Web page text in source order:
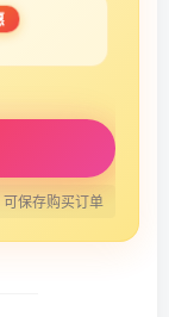
保存购买订单